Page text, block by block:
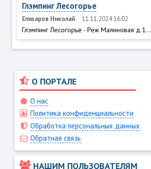
Глэмпинг Лесогорье
Елизаров Николай 11.11.2024 16:02
Глэмпинг Лесогорье - Реж Малиновая д.1...
О ПОРТАЛЕ
О нас
Политика конфиденциальности
Обработка персональных данных
Обратная связь
НАШИМ ПОЛЬЗОВАТЕЛЯМ